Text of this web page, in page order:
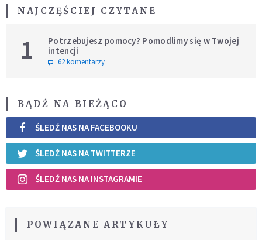
NAJCZĘŚCIEJ CZYTANE
1
Potrzebujesz pomocy? Pomodlimy się w Twojej
intencji
62 komentarzy
BĄDŹ NA BIEŻĄCO
ŚLEDŹ NAS NA FACEBOOKU
ŚLEDŹ NAS NA TWITTERZE
ŚLEDŹ NAS NA INSTAGRAMIE
POWIĄZANE ARTYKUŁY